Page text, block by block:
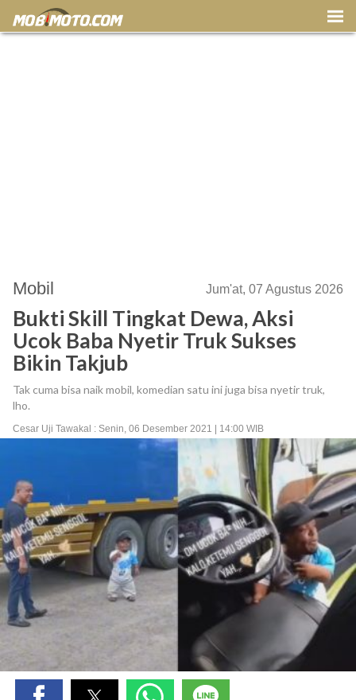
Mobil Jum'at, 07 Agustus 2026
Bukti Skill Tingkat Dewa, Aksi
Ucok Baba Nyetir Truk Sukses
Bikin Takjub
Tak cuma bisa naik mobil, komedian satu ini juga bisa nyetir truk,
lho.
Cesar Uji Tawakal : Senin, 06 Desember 2021 | 14:00 WIB